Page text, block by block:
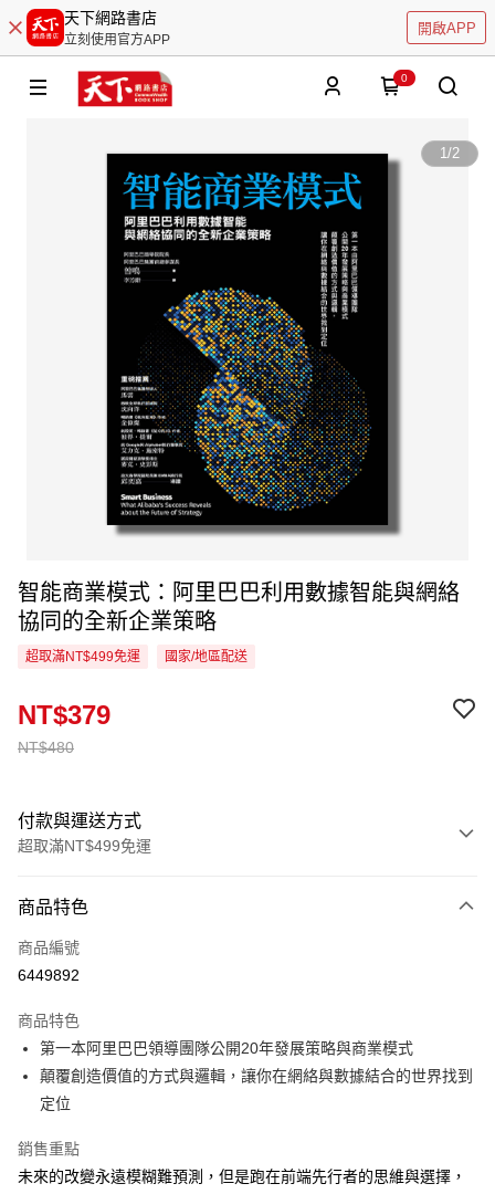
天下網路書店
立刻使用官方APP
開啟APP
0
1/2
智能商業模式：阿里巴巴利用數據智能與網絡
協同的全新企業策略
超取滿NT$499免運 國家/地區配送
NT$480
NT$379
付款與運送方式
超取滿NT$499免運
信用卡一次付款
超商取貨付款
Apple Pay
街口支付
ATM付款
商品特色
商品編號
6449892
商品特色
第一本阿里巴巴領導團隊公開20年發展策略與商業模式
顛覆創造價值的方式與邏輯，讓你在網絡與數據結合的世界找到
定位
銷售重點
未來的改變永遠模糊難預測，但是跑在前端先行者的思維與選擇，